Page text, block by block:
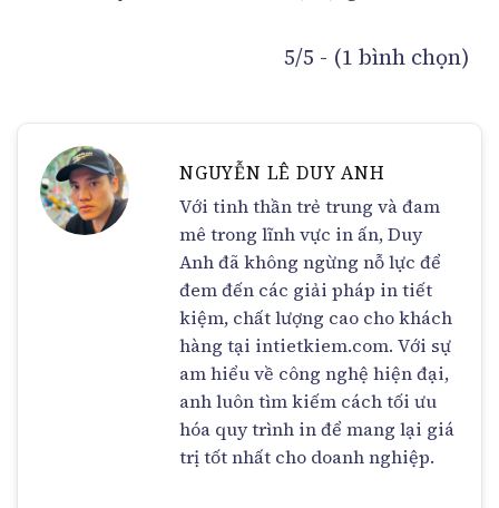
5/5 - (1 bình chọn)
NGUYỄN LÊ DUY ANH
Với tinh thần trẻ trung và đam
mê trong lĩnh vực in ấn, Duy
Anh đã không ngừng nỗ lực để
đem đến các giải pháp in tiết
kiệm, chất lượng cao cho khách
hàng tại intietkiem.com. Với sự
am hiểu về công nghệ hiện đại,
anh luôn tìm kiếm cách tối ưu
hóa quy trình in để mang lại giá
trị tốt nhất cho doanh nghiệp.